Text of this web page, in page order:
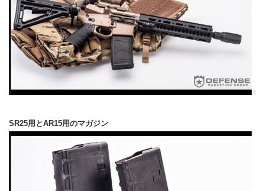
SR25用とAR15用のマガジン